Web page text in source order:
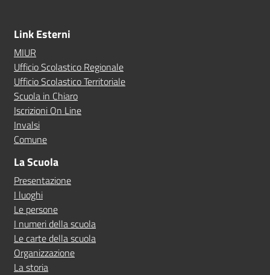
Link Esterni
MIUR
Ufficio Scolastico Regionale
Ufficio Scolastico Territoriale
Scuola in Chiaro
Iscrizioni On Line
Invalsi
Comune
La Scuola
Presentazione
I luoghi
Le persone
I numeri della scuola
Le carte della scuola
Organizzazione
La storia